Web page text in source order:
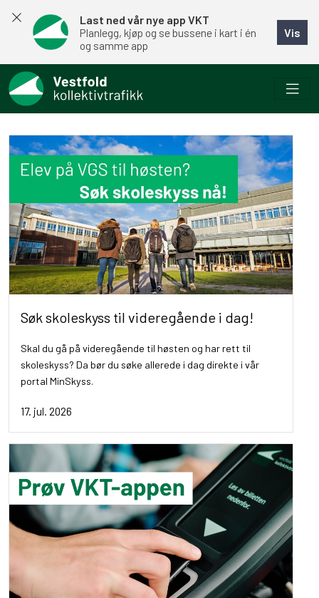
Last ned vår nye app VKT
Planlegg, kjøp og se bussene i kart i én
og samme app
Vis
Søk skoleskyss til videregående i dag!
Skal du gå på videregående til høsten og har rett til
skoleskyss? Da bør du søke allerede i dag direkte i vår
portal MinSkyss.
17. jul. 2026